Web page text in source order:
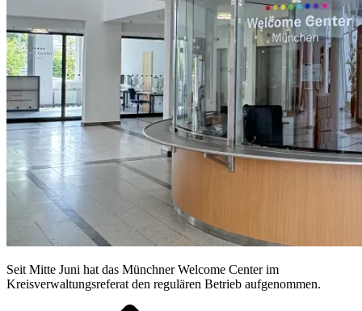
Seit Mitte Juni hat das Münchner Welcome Center im
Kreisverwaltungsreferat den regulären Betrieb aufgenommen.